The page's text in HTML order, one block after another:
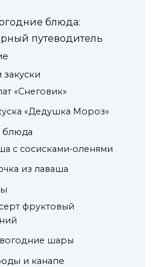
блюда:
путеводитель
закуски
«Снеговик»
«Дедушка Мороз»
блюда
с сосисками-оленями
из лаваша
фруктовый
шары
и канапе